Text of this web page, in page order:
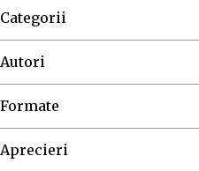
Categorii
Autori
Formate
Aprecieri